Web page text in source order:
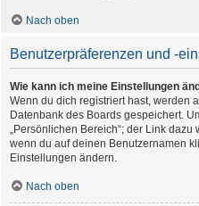
Nach oben
Benutzerpräferenzen und -
Wie kann ich meine Einstellungen
Wenn du dich registriert hast, werden
Datenbank des Boards gespeichert.
„Persönlichen Bereich“; der Link
wenn du auf deinen Benutzernamen
Einstellungen ändern.
Nach oben